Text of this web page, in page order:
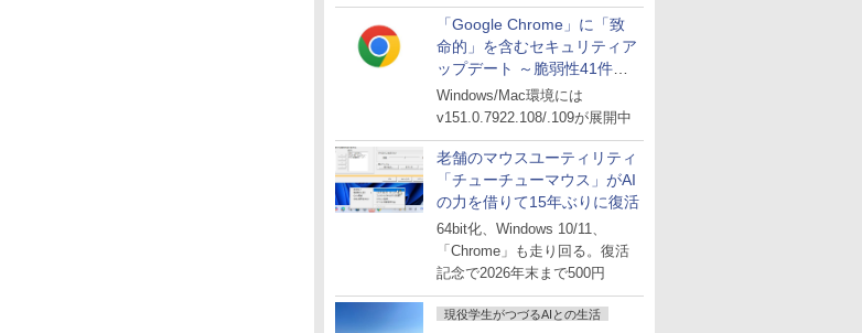
「Google Chrome」に「致
命的」を含むセキュリティア
ップデート ～脆弱性41件に
対処
Windows/Mac環境には
v151.0.7922.108/.109が展開中
老舗のマウスユーティリティ
「チューチューマウス」がAI
の力を借りて15年ぶりに復活
64bit化、Windows 10/11、
「Chrome」も走り回る。復活
記念で2026年末まで500円
現役学生がつづるAIとの生活